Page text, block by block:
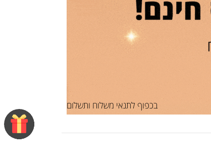
בכפוף לתנאי משלוח ותשלום